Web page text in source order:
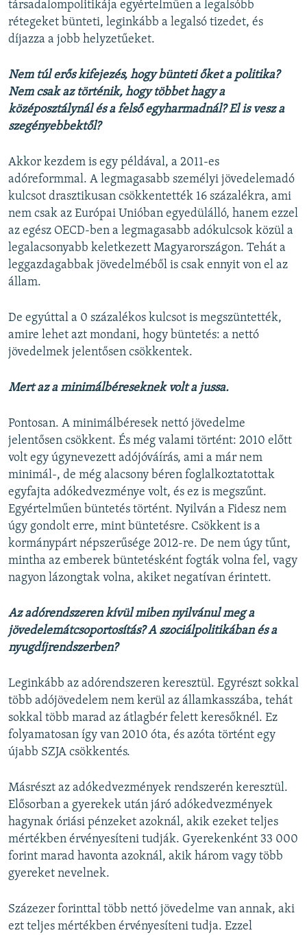
társadalompolitikája egyértelműen a legalsóbb
rétegeket bünteti, leginkább a legalsó tizedet, és
díjazza a jobb helyzetűeket.
Nem túl erős kifejezés, hogy bünteti őket a politika?
Nem csak az történik, hogy többet hagy a
középosztálynál és a felső egyharmadnál? El is vesz a
szegényebbektől?
Akkor kezdem is egy példával, a 2011-es
adóreformmal. A legmagasabb személyi jövedelemadó
kulcsot drasztikusan csökkentették 16 százalékra, ami
nem csak az Európai Unióban egyedülálló, hanem ezzel
az egész OECD-ben a legmagasabb adókulcsok közül a
legalacsonyabb keletkezett Magyarországon. Tehát a
leggazdagabbak jövedelméből is csak ennyit von el az
állam.
De egyúttal a 0 százalékos kulcsot is megszüntették,
amire lehet azt mondani, hogy büntetés: a nettó
jövedelmek jelentősen csökkentek.
Mert az a minimálbéreseknek volt a jussa.
Pontosan. A minimálbéresek nettó jövedelme
jelentősen csökkent. És még valami történt: 2010 előtt
volt egy úgynevezett adójóváírás, ami a már nem
minimál-, de még alacsony béren foglalkoztatottak
egyfajta adókedvezménye volt, és ez is megszűnt.
Egyértelműen büntetés történt. Nyilván a Fidesz nem
úgy gondolt erre, mint büntetésre. Csökkent is a
kormánypárt népszerűsége 2012-re. De nem úgy tűnt,
mintha az emberek büntetésként fogták volna fel, vagy
nagyon lázongtak volna, akiket negatívan érintett.
Az adórendszeren kívül miben nyilvánul meg a
jövedelemátcsoportosítás? A szociálpolitikában és a
nyugdíjrendszerben?
Leginkább ​az adórendszeren keresztül. Egyrészt sokkal
több adójövedelem nem kerül az államkasszába, tehát
sokkal több marad az átlagbér felett keresőknél. Ez
folyamatosan így van 2010 óta, és azóta történt egy
újabb SZJA csökkentés.
Másrészt az adókedvezmények rendszerén keresztül.
Elősorban a gyerekek után járó adókedvezmények
hagynak óriási pénzeket azoknál, akik ezeket teljes
mértékben érvényesíteni tudják. Gyerekenként 33 000
forint marad havonta azoknál, akik három vagy több
gyereket nevelnek.
Százezer forinttal több nettó jövedelme van annak, aki
ezt teljes mértékben érvényesíteni tudja. Ezzel